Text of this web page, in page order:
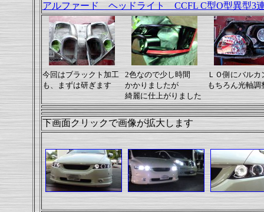
アルファード ヘッドライト CCFL C型O型異型3
今回はブラック ト加工
も、まずは研ぎます
2色なので少し時間
かかりましたが
綺麗に仕上がりました
ＬＯ側にバルカ
もちろん光軸調
下画面クリックで画像が拡大します